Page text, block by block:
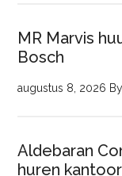
MR Marvis
Bosch
augustus 8, 2026 By
Aldebaran
huren